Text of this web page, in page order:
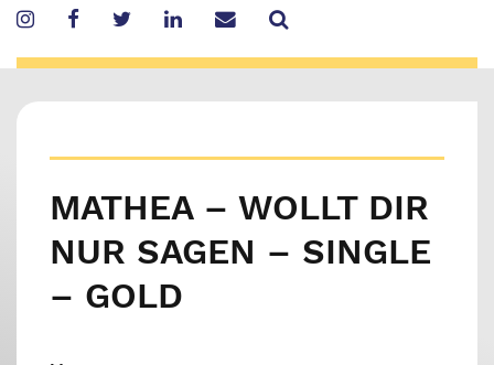
content
MATHEA – WOLLT DIR
NUR SAGEN – SINGLE
– GOLD